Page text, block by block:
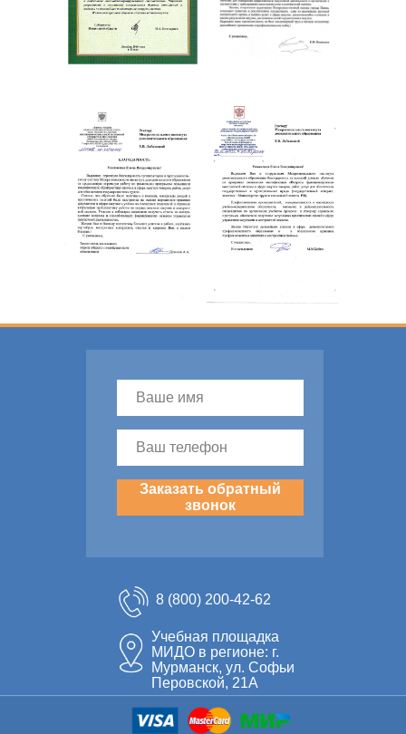
8 (800) 200-42-62
Учебная площадка
МИДО в регионе: г.
Мурманск, ул. Софьи
Перовской, 21А
Заказать обратный
звонок